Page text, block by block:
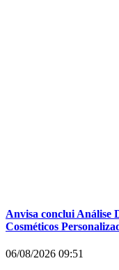
Anvisa conclui Análise
Cosméticos
06/08/2026 09:51